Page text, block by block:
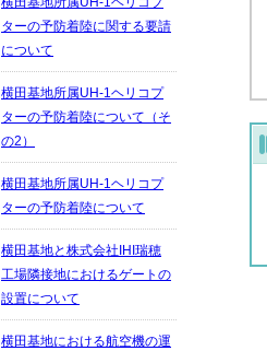
ターの予防着陸に関する要請
について
横田基地所属UH-1ヘリコプ
ターの予防着陸について（そ
の2）
横田基地所属UH-1ヘリコプ
ターの予防着陸について
横田基地と株式会社IHI瑞穂
工場隣接地におけるゲートの
設置について
横田基地における航空機の運